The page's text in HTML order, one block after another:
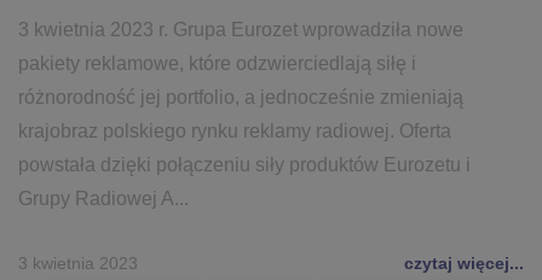
3 kwietnia 2023 r. Grupa Eurozet wprowadziła nowe
pakiety reklamowe, które odzwierciedlają siłę i
różnorodność jej portfolio, a jednocześnie zmieniają
krajobraz polskiego rynku reklamy radiowej. Oferta
powstała dzięki połączeniu siły produktów Eurozetu i
Grupy Radiowej A...
3 kwietnia 2023 czytaj więcej...